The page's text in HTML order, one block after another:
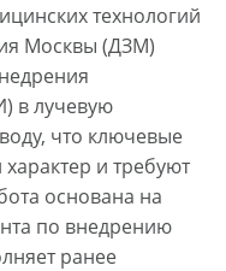
технологий
Москвы (ДЗМ)
в лучевую
что ключевые
и требуют
основана на
по внедрению
ранее